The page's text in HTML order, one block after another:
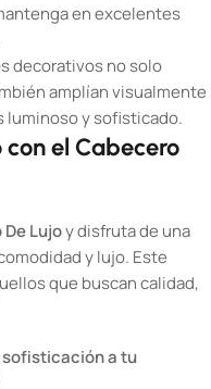
en excelentes
decorativos no solo
amplían visualmente
luminoso y sofisticado.
el Cabecero
Lujoy disfruta de una
y lujo. Este
que buscan calidad,
sofisticación a tu